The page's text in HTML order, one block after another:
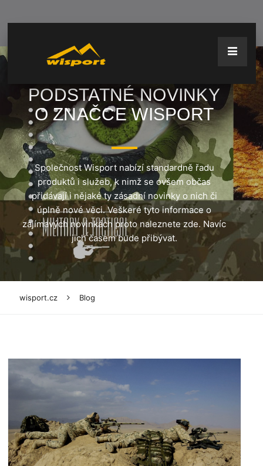
PODSTATNÉ NOVINKY
O ZNAČCE WISPORT
Společnost Wisport nabízí standardně řadu
produktů i služeb, k nimž se ovšem občas
přidávají i nějaké ty zásadní novinky o nich či
úplně nové věci. Veškeré tyto informace o
zajímavých novinkách proto naleznete zde. Navíc
jich časem bude přibývat.
wisport.cz Blog